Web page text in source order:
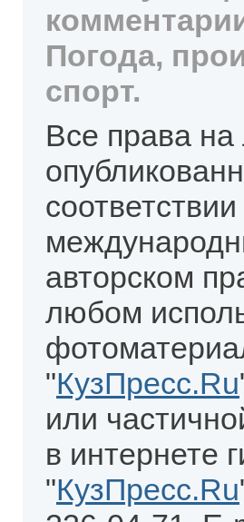
Погода,
спорт.
Все права
авторском
любом
"КузПресс.Ru
или
в интернете
"КузПресс.Ru